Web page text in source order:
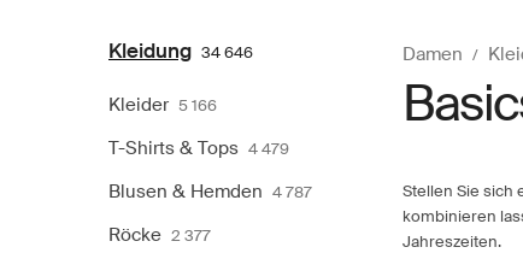
Kleidung 34 646
Kleider 5 166
T-Shirts & Tops 4 479
Blusen & Hemden 4 787
Röcke 2 377
Damen
Stellen Sie sich
kombinieren
Jahreszeiten.